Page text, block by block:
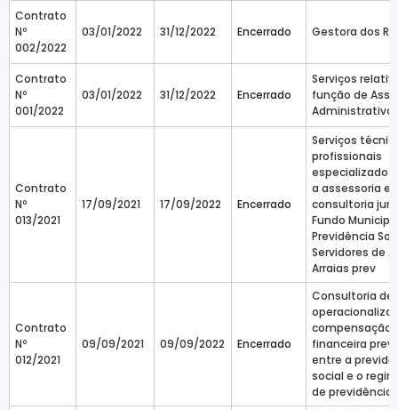
Contrato
Nº
002/2022
03/01/2022 31/12/2022 Encerrado Gestora dos
Contrato
Nº
001/2022
03/01/2022 31/12/2022 Encerrado
Serviços
função de
Administrativo
Contrato
Nº
013/2021
17/09/2021 17/09/2022 Encerrado
Serviços
profissionais
especializados
a assessoria e
consultoria
Fundo
Previdência
Servidores de
Arraias prev
Contrato
Nº
012/2021
09/09/2021 09/09/2022 Encerrado
Consultoria de
compensação
financeira
entre a
social e o
de previdência